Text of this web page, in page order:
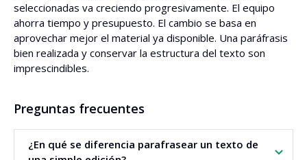
seleccionadas va creciendo progresivamente. El equipo
ahorra tiempo y presupuesto. El cambio se basa en
aprovechar mejor el material ya disponible. Una paráfrasis
bien realizada y conservar la estructura del texto son
imprescindibles.
Preguntas frecuentes
¿En qué se diferencia parafrasear un texto de